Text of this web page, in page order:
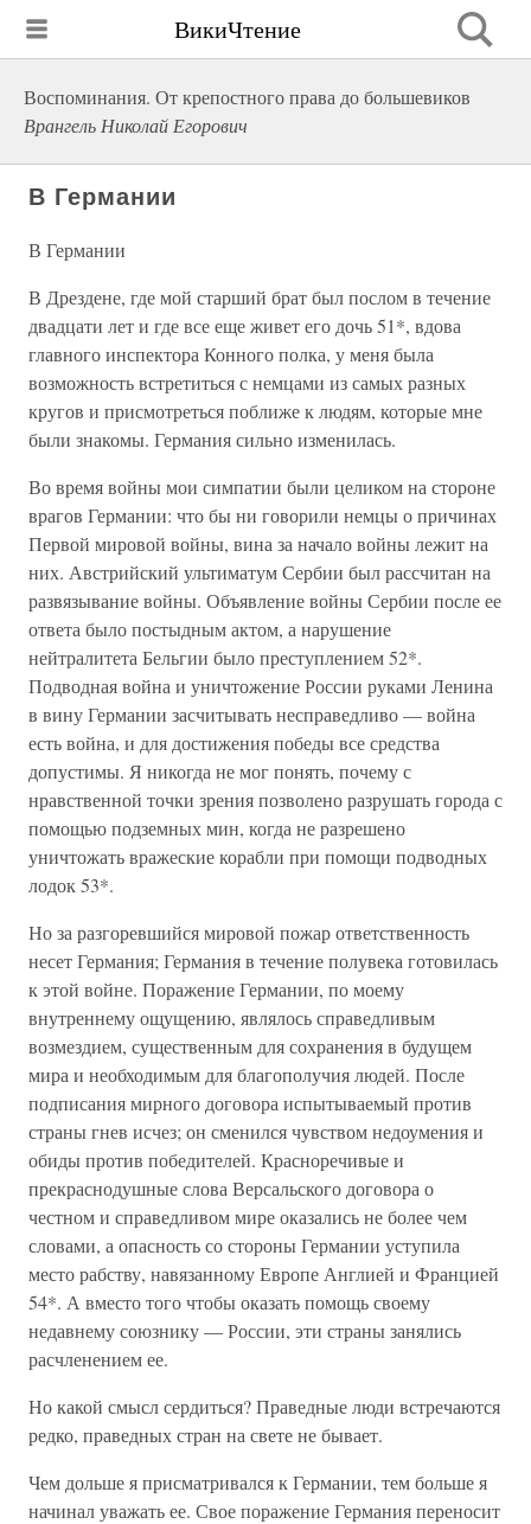
ВикиЧтение
Воспоминания. От крепостного права до большевиков
Врангель Николай Егорович
В Германии
В Германии
В Дрездене, где мой старший брат был послом в течение
двадцати лет и где все еще живет его дочь 51*, вдова
главного инспектора Конного полка, у меня была
возможность встретиться с немцами из самых разных
кругов и присмотреться поближе к людям, которые мне
были знакомы. Германия сильно изменилась.
Во время войны мои симпатии были целиком на стороне
врагов Германии: что бы ни говорили немцы о причинах
Первой мировой войны, вина за начало войны лежит на
них. Австрийский ультиматум Сербии был рассчитан на
развязывание войны. Объявление войны Сербии после ее
ответа было постыдным актом, а нарушение
нейтралитета Бельгии было преступлением 52*.
Подводная война и уничтожение России руками Ленина
в вину Германии засчитывать несправедливо — война
есть война, и для достижения победы все средства
допустимы. Я никогда не мог понять, почему с
нравственной точки зрения позволено разрушать города с
помощью подземных мин, когда не разрешено
уничтожать вражеские корабли при помощи подводных
лодок 53*.
Но за разгоревшийся мировой пожар ответственность
несет Германия; Германия в течение полувека готовилась
к этой войне. Поражение Германии, по моему
внутреннему ощущению, являлось справедливым
возмездием, существенным для сохранения в будущем
мира и необходимым для благополучия людей. После
подписания мирного договора испытываемый против
страны гнев исчез; он сменился чувством недоумения и
обиды против победителей. Красноречивые и
прекраснодушные слова Версальского договора о
честном и справедливом мире оказались не более чем
словами, а опасность со стороны Германии уступила
место рабству, навязанному Европе Англией и Францией
54*. А вместо того чтобы оказать помощь своему
недавнему союзнику — России, эти страны занялись
расчленением ее.
Но какой смысл сердиться? Праведные люди встречаются
редко, праведных стран на свете не бывает.
Чем дольше я присматривался к Германии, тем больше я
начинал уважать ее. Свое поражение Германия переносит